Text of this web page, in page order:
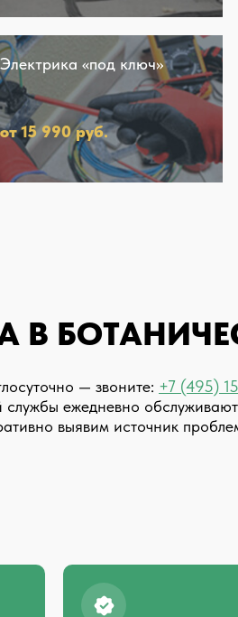
Электрика «под ключ»
от 15 990 руб.
В
— звоните: +7 (495)
службы ежедневно
выявим источник